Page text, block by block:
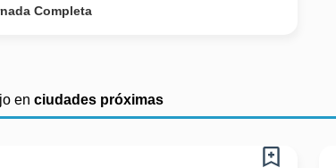
Completa
en ciudades próximas